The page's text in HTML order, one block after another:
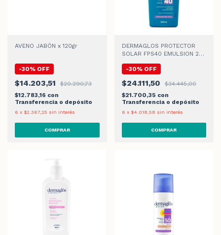
AVENO JABÓN x 120gr
-30% OFF
$14.203,51
$20.290,73
$12.783,16 con
Transferencia o depósito
6 x $2.367,25 sin interés
DERMAGLOS PROTECTOR
SOLAR FPS40 EMULSION 250
-30% OFF
$24.111,50
$34.445,00
$21.700,35 con
Transferencia o depósito
6 x $4.018,58 sin interés